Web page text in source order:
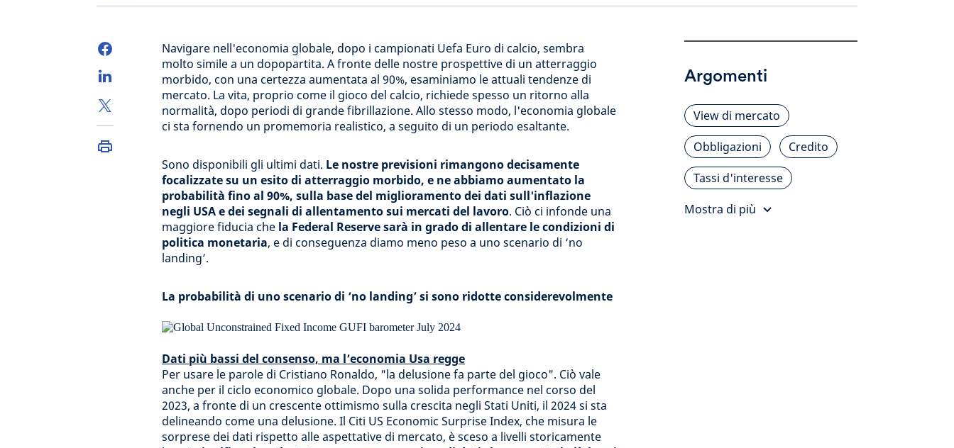
Navigare nell'economia globale, dopo i campionati Uefa Euro di calcio, sembra
molto simile a un dopopartita. A fronte delle nostre prospettive di un atterraggio
morbido, con una certezza aumentata al 90%, esaminiamo le attuali tendenze di
mercato. La vita, proprio come il gioco del calcio, richiede spesso un ritorno alla
normalità, dopo periodi di grande fibrillazione. Allo stesso modo, l'economia globale
ci sta fornendo un promemoria realistico, a seguito di un periodo esaltante.
Sono disponibili gli ultimi dati. Le nostre previsioni rimangono decisamente
focalizzate su un esito di atterraggio morbido, e ne abbiamo aumentato la
probabilità fino al 90%, sulla base del miglioramento dei dati sull'inflazione
negli USA e dei segnali di allentamento sui mercati del lavoro. Ciò ci infonde una
maggiore fiducia che la Federal Reserve sarà in grado di allentare le condizioni di
politica monetaria, e di conseguenza diamo meno peso a uno scenario di ‘no
landing’.
La probabilità di uno scenario di ‘no landing’ si sono ridotte considerevolmente
Dati più bassi del consenso, ma l’economia Usa regge
Per usare le parole di Cristiano Ronaldo, "la delusione fa parte del gioco". Ciò vale
anche per il ciclo economico globale. Dopo una solida performance nel corso del
2023, a fronte di un crescente ottimismo sulla crescita negli Stati Uniti, il 2024 si sta
delineando come una delusione. Il Citi US Economic Surprise Index, che misura le
sorprese dei dati rispetto alle aspettative di mercato, è sceso a livelli storicamente
Argomenti
View di mercato
Obbligazioni
Credito
Tassi d'interesse
Mostra di più